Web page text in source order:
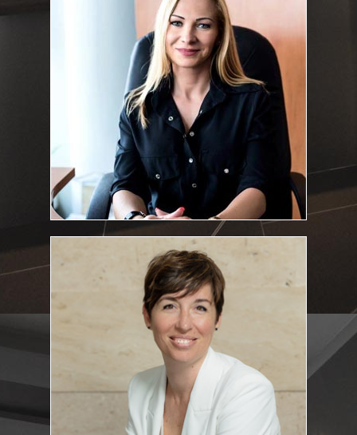
Végzettség
Debreceni Egyetem jog,- és Államtudományi Kar 2001.
Summa Cum Laude
Jogi szakvizsga időpontja: 2005
E-mail cím:
Fekete.Krisztina@feketeugyvediiroda.hu
Sándorné Major Mária
Pénzügyi és számviteli ügyintéző
major.maria@feketeugyvediiroda.hu